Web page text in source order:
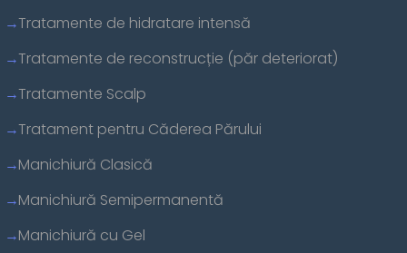
Tratamente de hidratare intensă
Tratamente de reconstrucție (păr deteriorat)
Tratamente Scalp
Tratament pentru Căderea Părului
Manichiură Clasică
Manichiură Semipermanentă
Manichiură cu Gel